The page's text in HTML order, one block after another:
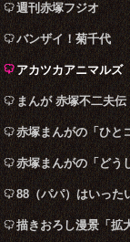
週刊赤塚フジオ
バンザイ！菊千代
アカツカアニマルズ
まんが 赤塚不二夫伝
赤塚まんがの「ひと
赤塚まんがの「どう
88（パパ）はいった
描きおろし漫景「拡